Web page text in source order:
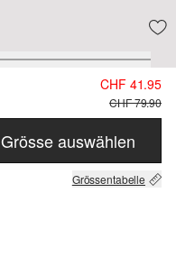
CHF 41.95
CHF 79.90
Grösse auswählen
Grössentabelle